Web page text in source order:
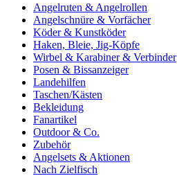
Angelruten & Angelrollen
Angelschnüre & Vorfächer
Köder & Kunstköder
Haken, Bleie, Jig-Köpfe
Wirbel & Karabiner & Verbinder
Posen & Bissanzeiger
Landehilfen
Taschen/Kästen
Bekleidung
Fanartikel
Outdoor & Co.
Zubehör
Angelsets & Aktionen
Nach Zielfisch